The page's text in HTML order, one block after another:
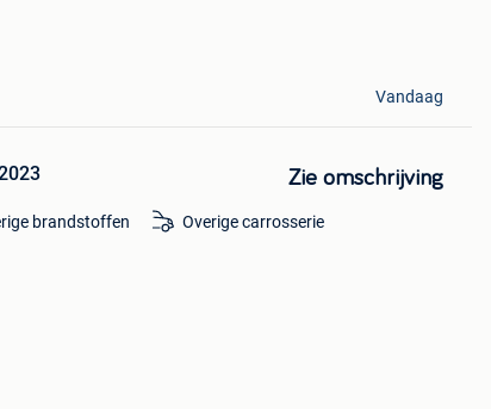
Vandaag
Zie omschrijving
brandstoffen Overige carrosserie